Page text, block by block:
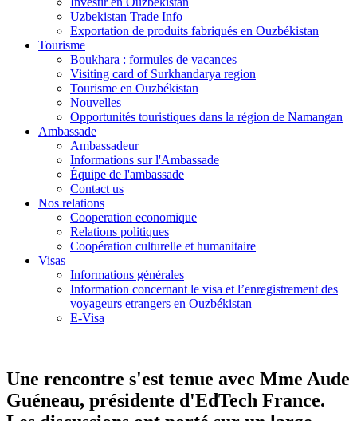
Uzbekistan Trade Info
Exportation de produits fabriqués en Ouzbékistan
Tourisme
Boukhara : formules de vacances
Visiting card of Surkhandarya region
Tourisme en Ouzbékistan
Nouvelles
Opportunités touristiques dans la région de Namangan
Ambassade
Ambassadeur
Informations sur l'Ambassade
Équipe de l'ambassade
Contact us
Nos relations
Cooperation economique
Relations politiques
Coopération culturelle et humanitaire
Visas
Informations générales
Information concernant le visa et l’enregistrement des
voyageurs etrangers en Ouzbékistan
E-Visa
Une rencontre s'est tenue avec Mme Aude
Guéneau, présidente d'EdTech France.